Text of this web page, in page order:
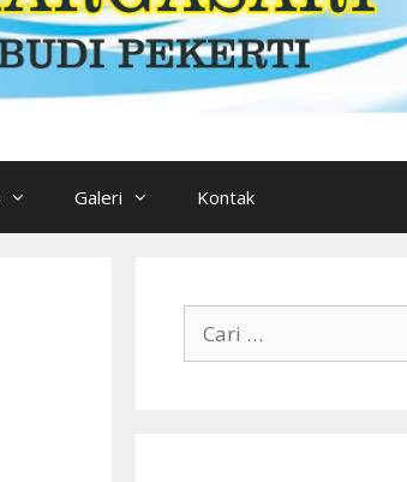
Galeri Kontak
untuk: